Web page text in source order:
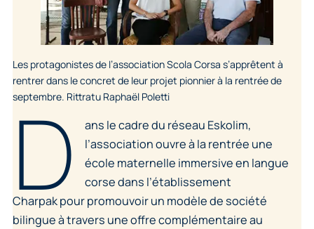
Les protagonistes de l’association Scola Corsa s’apprêtent à
rentrer dans le concret de leur projet pionnier à la rentrée de
septembre. Rittratu Raphaël Poletti
D
ans le cadre du réseau Eskolim,
l’association ouvre à la rentrée une
école maternelle immersive en langue
corse dans l’établissement
Charpak pour promouvoir un modèle de société
bilingue à travers une offre complémentaire au